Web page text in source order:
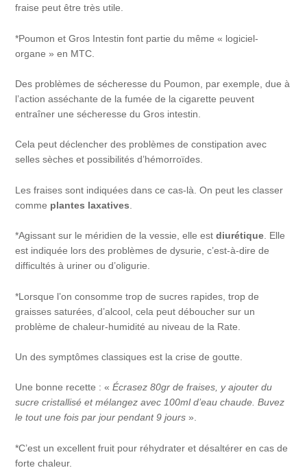
fraise peut être très utile.
*Poumon et Gros Intestin font partie du même « logiciel-
organe » en MTC.
Des problèmes de sécheresse du Poumon, par exemple, due à
l’action asséchante de la fumée de la cigarette peuvent
entraîner une sécheresse du Gros intestin.
Cela peut déclencher des problèmes de constipation avec
selles sèches et possibilités d’hémorroïdes.
Les fraises sont indiquées dans ce cas-là. On peut les classer
comme plantes laxatives
*Agissant sur le méridien de la vessie, elle estdiurétique. Elle
est indiquée lors des problèmes de dysurie, c’est-à-dire de
difficultés à uriner ou d’oligurie.
*Lorsque l’on consomme trop de sucres rapides, trop de
graisses saturées, d’alcool, cela peut déboucher sur un
problème de chaleur-humidité au niveau de la Rate.
Un des symptômes classiques est la crise de goutte.
Une bonne recette : «Écrasez 80gr de fraises, y ajouter du
sucre cristallisé et mélangez avec 100ml d’eau chaude. Buvez
le tout une fois par jour pendant 9 jours ».
*C’est un excellent fruit pour réhydrater et désaltérer en cas de
forte chaleur.